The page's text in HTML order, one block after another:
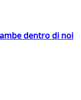
dentro di noi